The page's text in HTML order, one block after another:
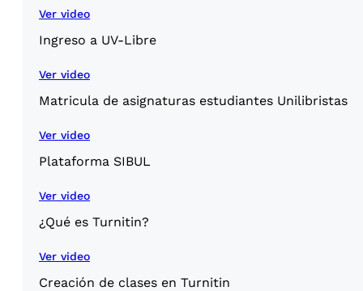
Ver video
Ingreso a UV-Libre
Ver video
Matricula de asignaturas estudiantes Unilibristas
Ver video
Plataforma SIBUL
Ver video
¿Qué es Turnitin?
Ver video
Creación de clases en Turnitin